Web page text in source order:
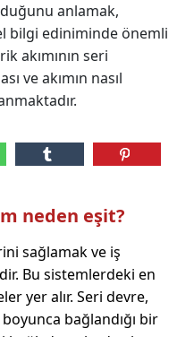
anlamak,
bilgi ediniminde önemli
akımının seri
ve akımın nasıl
neden eşit?
sağlamak ve iş
Bu sistemlerdeki en
yer alır. Seri devre,
bağlandığı bir